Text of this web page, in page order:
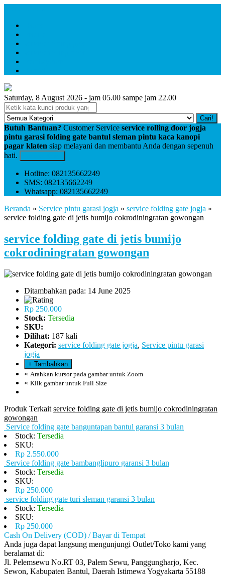
Saturday, 8 August 2026 - jam 05.00 sampe jam 22.00
Cari!
Butuh Bantuan? Customer Service service rolling door jogja
pintu garasi folding gate bantul sleman pintu kaca kanopi
pagar klaten siap melayani dan membantu Anda dengan sepenuh
hati.
Hotline: 082135662249
SMS: 082135662249
Whatsapp: 082135662249
Beranda » Service pintu garasi jogja » service folding gate jogja »
service folding gate di jetis bumijo cokrodiningratan gowongan
service folding gate di jetis bumijo
cokrodiningratan gowongan
Ditambahkan pada: 14 June 2025
Rp 250.000
Stock: Tersedia
SKU:
Dilihat: 187 kali
Kategori: service folding gate jogja, Service pintu garasi
jogja
« Arahkan kursor pada gambar untuk Zoom
« Klik gambar untuk Full Size
Produk Terkait service folding gate di jetis bumijo cokrodiningratan
gowongan
Service folding gate banguntapan bantul garansi 3 bulan
Stock: Tersedia
SKU:
Rp 2.550.000
Service folding gate bambanglipuro garansi 3 bulan
Stock: Tersedia
SKU:
Rp 250.000
service folding gate turi sleman garansi 3 bulan
Stock: Tersedia
SKU:
Rp 250.000
Cash On Delivery (COD) / Bayar di Tempat
Anda juga dapat langsung mengunjungi Outlet/Toko kami yang
beralamat di:
Jl. Pelemsewu No.RT 03, Palem Sewu, Panggungharjo, Kec.
Sewon, Kabupaten Bantul, Daerah Istimewa Yogyakarta 55188